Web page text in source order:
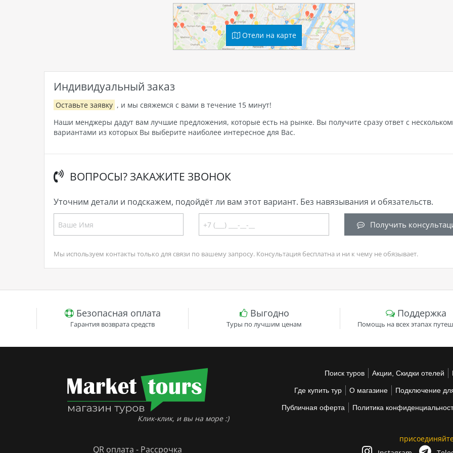
Отели на карте
Индивидуальный заказ
Оставьте заявку , и мы свяжемся с вами в течение 15 минут!
Наши менджеры дадут вам лучшие предложения, которые есть на рынке. Вы получите сразу ответ с
вариантами из которых Вы выберите наиболее интересное для Вас.
ВОПРОСЫ? ЗАКАЖИТЕ ЗВОНОК
Уточним детали и подскажем, подойдёт ли вам этот вариант. Без навязывания и обязательств.
Получить
Мы используем контакты только для связи по вашему запросу. Консультация бесплатна и ни к чему не обязывает.
Безопасная оплата
Гарантия возврата средств
Выгодно
Туры по лучшим ценам
Поддержка
Помощь на всех этапах
Клик-клик, и вы на море :)
QR оплата - Рассрочка
Поиск туров Акции, Скидки отелей
Где купить тур О магазине Подключение
Публичная оферта Политика